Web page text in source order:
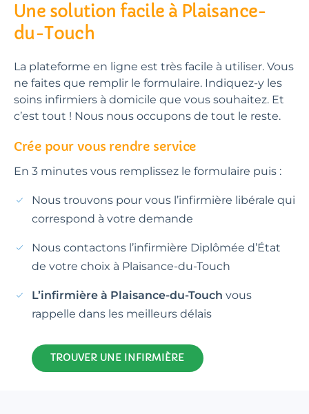
Une solution facile à Plaisance-
du-Touch
La plateforme en ligne est très facile à utiliser. Vous
ne faites que remplir le formulaire. Indiquez-y les
soins infirmiers à domicile que vous souhaitez. Et
c’est tout ! Nous nous occupons de tout le reste.
Crée pour vous rendre service
En 3 minutes vous remplissez le formulaire puis :
Nous trouvons pour vous l’infirmière libérale qui
correspond à votre demande
Nous contactons l’infirmière Diplômée d’État
de votre choix à Plaisance-du-Touch
L’infirmière à Plaisance-du-Touch vous
rappelle dans les meilleurs délais
TROUVER UNE INFIRMIÈRE